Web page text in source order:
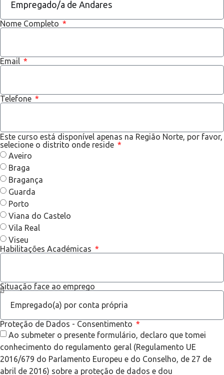
Nome Completo
Email
Telefone
Este curso está disponível apenas na Região Norte, por favor,
selecione o distrito onde reside
Aveiro
Braga
Bragança
Guarda
Porto
Viana do Castelo
Vila Real
Viseu
Habilitações Académicas
Situação face ao emprego
Proteção de Dados - Consentimento
Ao submeter o presente formulário, declaro que tomei
conhecimento do regulamento geral (Regulamento UE
2016/679 do Parlamento Europeu e do Conselho, de 27 de
abril de 2016) sobre a proteção de dados e dou